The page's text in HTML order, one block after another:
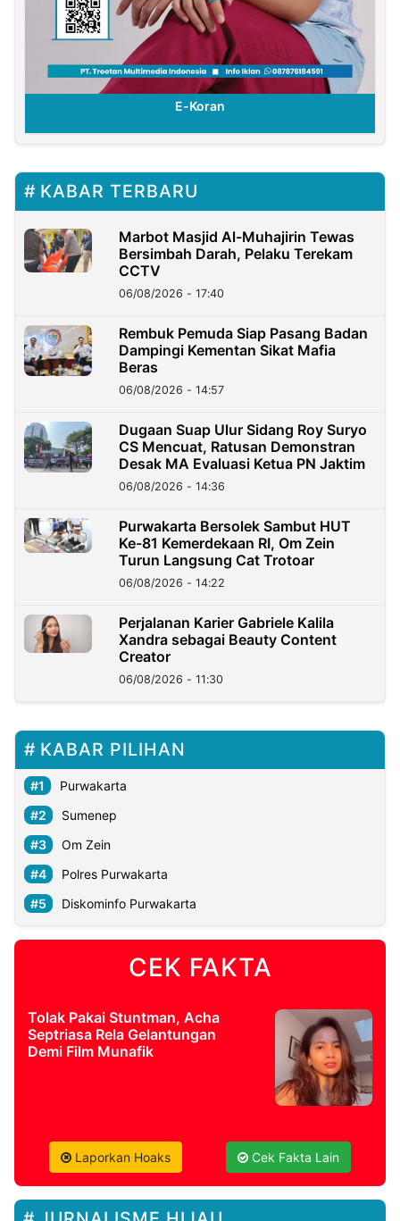
E-Koran
KABAR TERBARU
Marbot Masjid Al-Muhajirin Tewas
Bersimbah Darah, Pelaku Terekam
CCTV
06/08/2026 - 17:40
Rembuk Pemuda Siap Pasang Badan
Dampingi Kementan Sikat Mafia
Beras
06/08/2026 - 14:57
Dugaan Suap Ulur Sidang Roy Suryo
CS Mencuat, Ratusan Demonstran
Desak MA Evaluasi Ketua PN Jaktim
06/08/2026 - 14:36
Purwakarta Bersolek Sambut HUT
Ke-81 Kemerdekaan RI, Om Zein
Turun Langsung Cat Trotoar
06/08/2026 - 14:22
Perjalanan Karier Gabriele Kalila
Xandra sebagai Beauty Content
Creator
06/08/2026 - 11:30
KABAR PILIHAN
Purwakarta
Sumenep
Om Zein
Polres Purwakarta
Diskominfo Purwakarta
CEK FAKTA
Tolak Pakai Stuntman, Acha
Septriasa Rela Gelantungan
Demi Film Munafik
Laporkan Hoaks Cek Fakta Lain